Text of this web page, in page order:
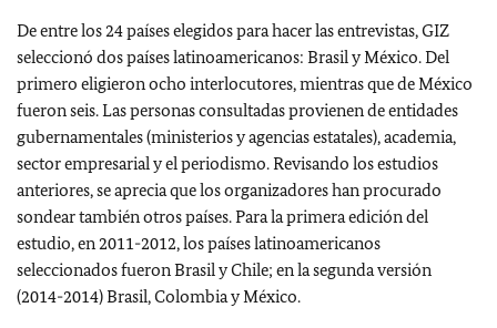
De entre los 24 países elegidos para hacer las entrevistas, GIZ
seleccionó dos países latinoamericanos: Brasil y México. Del
primero eligieron ocho interlocutores, mientras que de México
fueron seis. Las personas consultadas provienen de entidades
gubernamentales (ministerios y agencias estatales), academia,
sector empresarial y el periodismo. Revisando los estudios
anteriores, se aprecia que los organizadores han procurado
sondear también otros países. Para la primera edición del
estudio, en 2011-2012, los países latinoamericanos
seleccionados fueron Brasil y Chile; en la segunda versión
(2014-2014) Brasil, Colombia y México.